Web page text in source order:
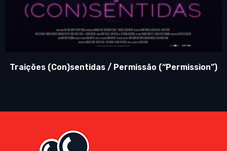
Traições (Con)sentidas / Permissão (“Permission”)